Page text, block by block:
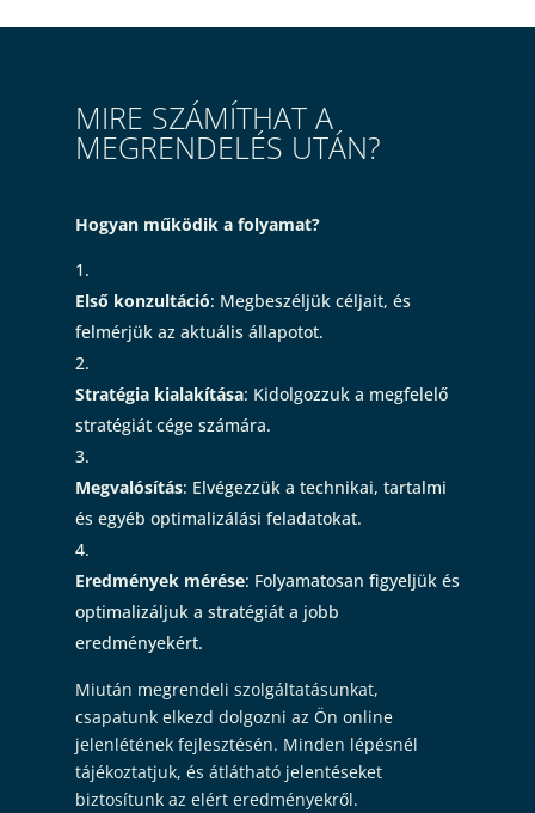
MIRE SZÁMÍTHAT A
MEGRENDELÉS UTÁN?
Hogyan működik a folyamat?
Első konzultáció: Megbeszéljük céljait, és
felmérjük az aktuális állapotot.
Stratégia kialakítása: Kidolgozzuk a megfelelő
stratégiát cége számára.
Megvalósítás: Elvégezzük a technikai, tartalmi
és egyéb optimalizálási feladatokat.
Eredmények mérése: Folyamatosan figyeljük és
optimalizáljuk a stratégiát a jobb
eredményekért.
Miután megrendeli szolgáltatásunkat,
csapatunk elkezd dolgozni az Ön online
jelenlétének fejlesztésén. Minden lépésnél
tájékoztatjuk, és átlátható jelentéseket
biztosítunk az elért eredményekről.